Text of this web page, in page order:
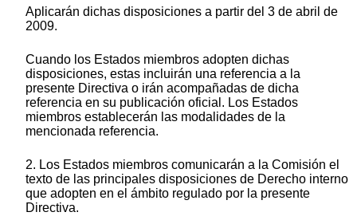
Aplicarán dichas disposiciones a partir del 3 de abril de
2009.
Cuando los Estados miembros adopten dichas
disposiciones, estas incluirán una referencia a la
presente Directiva o irán acompañadas de dicha
referencia en su publicación oficial. Los Estados
miembros establecerán las modalidades de la
mencionada referencia.
2. Los Estados miembros comunicarán a la Comisión el
texto de las principales disposiciones de Derecho interno
que adopten en el ámbito regulado por la presente
Directiva.